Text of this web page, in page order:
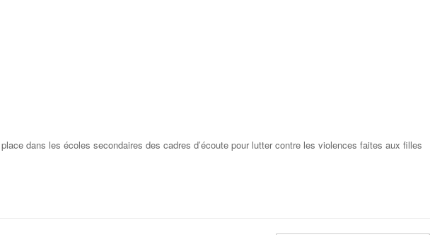
dans les écoles secondaires des cadres d’écoute pour lutter contre les violences faites aux filles